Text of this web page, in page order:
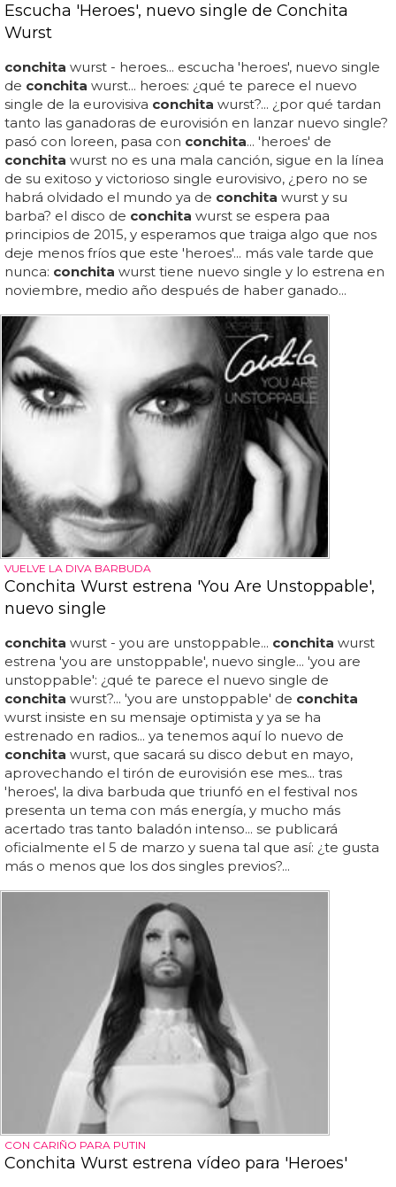
Escucha 'Heroes', nuevo single de Conchita
Wurst
conchita wurst - heroes... escucha 'heroes', nuevo single
de conchita wurst... heroes: ¿qué te parece el nuevo
single de la eurovisiva conchita wurst?... ¿por qué tardan
tanto las ganadoras de eurovisión en lanzar nuevo single?
pasó con loreen, pasa con conchita... 'heroes' de
conchita wurst no es una mala canción, sigue en la línea
de su exitoso y victorioso single eurovisivo, ¿pero no se
habrá olvidado el mundo ya de conchita wurst y su
barba? el disco de conchita wurst se espera paa
principios de 2015, y esperamos que traiga algo que nos
deje menos fríos que este 'heroes'... más vale tarde que
nunca: conchita wurst tiene nuevo single y lo estrena en
noviembre, medio año después de haber ganado...
VUELVE LA DIVA BARBUDA
Conchita Wurst estrena 'You Are Unstoppable',
nuevo single
conchita wurst - you are unstoppable... conchita wurst
estrena 'you are unstoppable', nuevo single... 'you are
unstoppable': ¿qué te parece el nuevo single de
conchita wurst?... 'you are unstoppable' de conchita
wurst insiste en su mensaje optimista y ya se ha
estrenado en radios... ya tenemos aquí lo nuevo de
conchita wurst, que sacará su disco debut en mayo,
aprovechando el tirón de eurovisión ese mes... tras
'heroes', la diva barbuda que triunfó en el festival nos
presenta un tema con más energía, y mucho más
acertado tras tanto baladón intenso... se publicará
oficialmente el 5 de marzo y suena tal que así: ¿te gusta
más o menos que los dos singles previos?...
CON CARIÑO PARA PUTIN
Conchita Wurst estrena vídeo para 'Heroes'